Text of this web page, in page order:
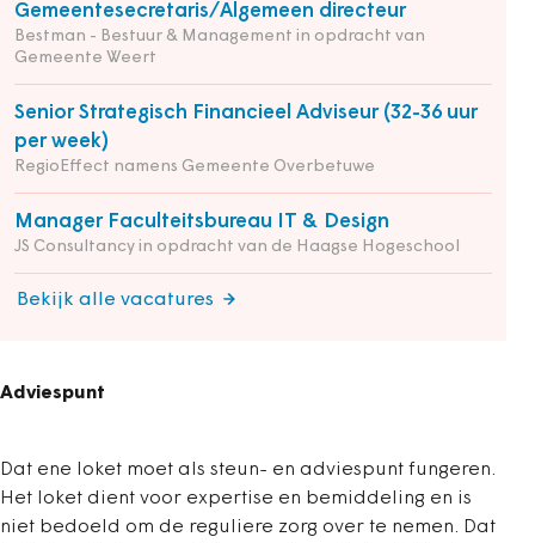
Gemeentesecretaris/Algemeen directeur
Bestman - Bestuur & Management in opdracht van
Gemeente Weert
Senior Strategisch Financieel Adviseur (32-36 uur
per week)
RegioEffect namens Gemeente Overbetuwe
Manager Faculteitsbureau IT & Design
JS Consultancy in opdracht van de Haagse Hogeschool
Bekijk alle vacatures
Adviespunt
Dat ene loket moet als steun- en adviespunt fungeren.
Het loket dient voor expertise en bemiddeling en is
niet bedoeld om de reguliere zorg over te nemen. Dat